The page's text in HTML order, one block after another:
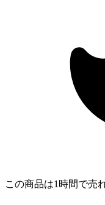
この商品は1時間で売